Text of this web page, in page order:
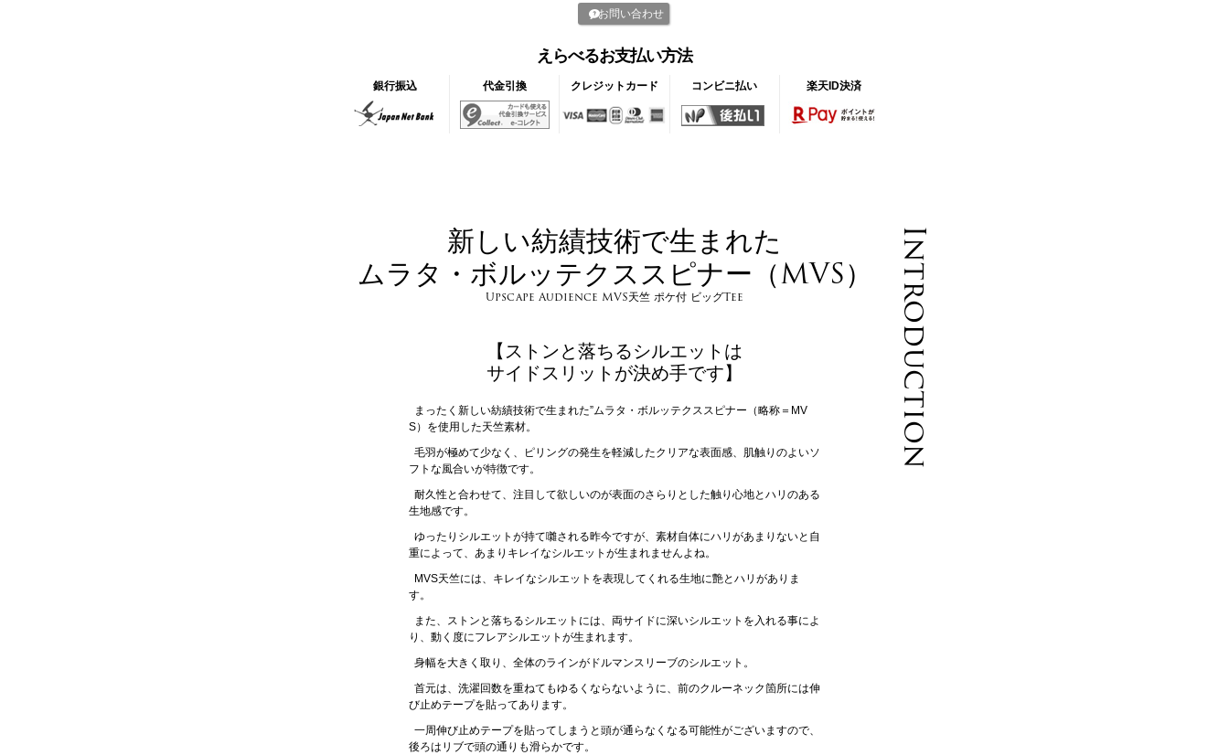
お問い合わせ
えらべるお支払い方法
銀行振込 代金引換 クレジットカード コンビニ払い 楽天ID決済
Introduction
新しい紡績技術で生まれた
ムラタ・ボルッテクススピナー（MVS）
Upscape Audience MVS天竺 ポケ付 ビッグTee
【ストンと落ちるシルエットは
サイドスリットが決め手です】
まったく新しい紡績技術で生まれた”ムラタ・ボルッテクススピナー（略称＝MV
S）を使用した天竺素材。
毛羽が極めて少なく、ピリングの発生を軽減したクリアな表面感、肌触りのよいソ
フトな風合いが特徴です。
耐久性と合わせて、注目して欲しいのが表面のさらりとした触り心地とハリのある
生地感です。
ゆったりシルエットが持て囃される昨今ですが、素材自体にハリがあまりないと自
重によって、あまりキレイなシルエットが生まれませんよね。
MVS天竺には、キレイなシルエットを表現してくれる生地に艶とハリがありま
す。
また、ストンと落ちるシルエットには、両サイドに深いシルエットを入れる事によ
り、動く度にフレアシルエットが生まれます。
身幅を大きく取り、全体のラインがドルマンスリーブのシルエット。
首元は、洗濯回数を重ねてもゆるくならないように、前のクルーネック箇所には伸
び止めテープを貼ってあります。
一周伸び止めテープを貼ってしまうと頭が通らなくなる可能性がございますので、
後ろはリブで頭の通りも滑らかです。